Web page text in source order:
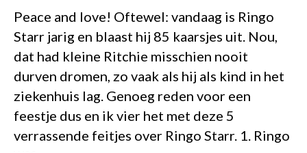
Peace and love! Oftewel: vandaag is Ringo
Starr jarig en blaast hij 85 kaarsjes uit. Nou,
dat had kleine Ritchie misschien nooit
durven dromen, zo vaak als hij als kind in het
ziekenhuis lag. Genoeg reden voor een
feestje dus en ik vier het met deze 5
verrassende feitjes over Ringo Starr. 1. Ringo